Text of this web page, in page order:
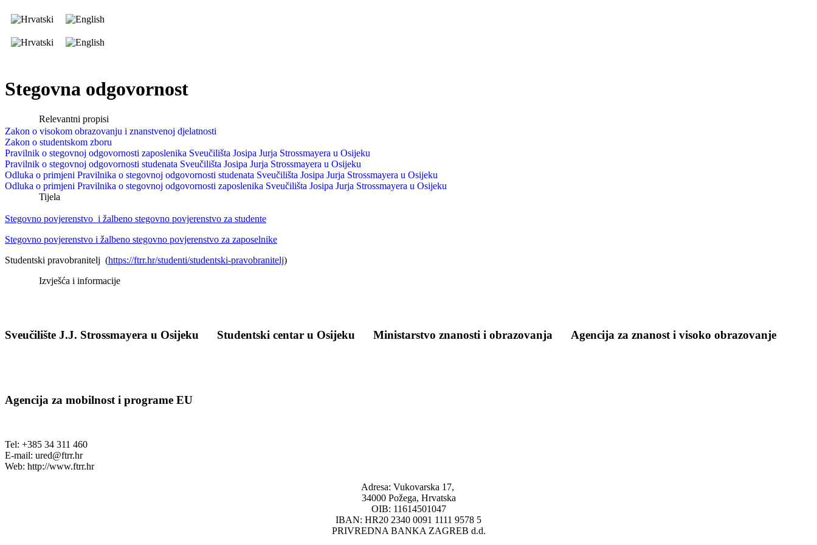
Stegovna odgovornost
Relevantni propisi
Zakon o visokom obrazovanju i znanstvenoj djelatnosti
Zakon o studentskom zboru
Pravilnik o stegovnoj odgovornosti zaposlenika Sveučilišta Josipa Jurja Strossmayera u Osijeku
Pravilnik o stegovnoj odgovornosti studenata Sveučilišta Josipa Jurja Strossmayera u Osijeku
Odluka o primjeni Pravilnika o stegovnoj odgovornosti studenata Sveučilišta Josipa Jurja Strossmayera u Osijeku
Odluka o primjeni Pravilnika o stegovnoj odgovornosti zaposlenika Sveučilišta Josipa Jurja Strossmayera u Osijeku
Tijela
Stegovno povjerenstvo i žalbeno stegovno povjerenstvo za studente
Stegovno povjerenstvo i žalbeno stegovno povjerenstvo za zaposelnike
Studentski pravobranitelj (https://ftrr.hr/studenti/studentski-pravobranitelj)
Izvješća i informacije
Sveučilište J.J. Strossmayera u Osijeku Studentski centar u Osijeku Ministarstvo znanosti i obrazovanja Agencija za znanost i visoko obrazovanje
Agencija za mobilnost i programe EU
Tel: +385 34 311 460
E-mail: ured@ftrr.hr
Web: http://www.ftrr.hr
Adresa: Vukovarska 17,
34000 Požega, Hrvatska
OIB: 11614501047
IBAN: HR20 2340 0091 1111 9578 5
PRIVREDNA BANKA ZAGREB d.d.